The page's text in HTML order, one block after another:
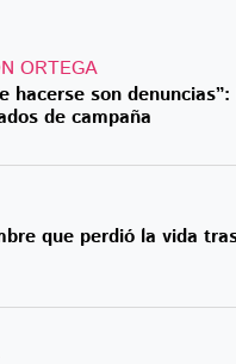
ORTEGA
hacerse son
de campaña
que perdió la vida